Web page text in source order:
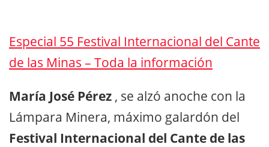
Especial 55 Festival Internacional del Cante
de las Minas – Toda la información
María José Pérez , se alzó anoche con la
Lámpara Minera, máximo galardón del
Festival Internacional del Cante de las